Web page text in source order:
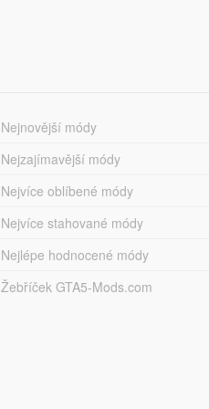
Nejnovější módy
Nejzajímavější módy
Nejvíce oblíbené módy
Nejvíce stahované módy
Nejlépe hodnocené módy
Žebříček GTA5-Mods.com